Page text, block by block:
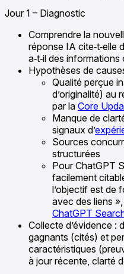
Jour 1 – Diagnostic
Comprendre la
réponse IA cite‑t‑elle
a‑t‑il des
Hypothèses de
Qualité perçue
d’originalité) au
par la Core
Manque de
signaux d’
Sources
structurées
Pour ChatGPT
facilement
l’objectif est de
avec des liens
ChatGPT
Collecte d’évidence :
gagnants (cités) et
caractéristiques
à jour récente, clarté